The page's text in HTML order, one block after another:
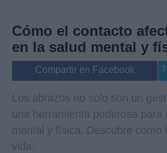
Internacional
Viajes
Cómo el contacto
en la salud mental y
Compartir en Facebook
Los abrazos no solo son un
una herramienta poderosa para
mental y física. Descubre cómo
vida.